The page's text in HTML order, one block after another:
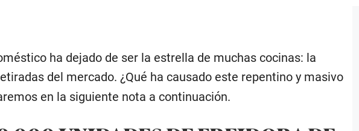
ha dejado de ser la estrella de muchas cocinas: la
del mercado. ¿Qué ha causado este repentino y masivo
en la siguiente nota a continuación.